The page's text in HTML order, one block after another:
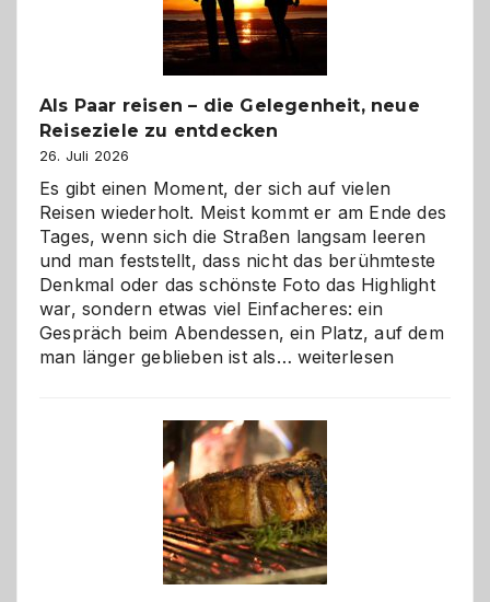
Als Paar reisen – die Gelegenheit, neue
Reiseziele zu entdecken
26. Juli 2026
Es gibt einen Moment, der sich auf vielen
Reisen wiederholt. Meist kommt er am Ende des
Tages, wenn sich die Straßen langsam leeren
und man feststellt, dass nicht das berühmteste
Denkmal oder das schönste Foto das Highlight
war, sondern etwas viel Einfacheres: ein
Gespräch beim Abendessen, ein Platz, auf dem
man länger geblieben ist als… Als
–
die
Gelegenheit,
neue
Reiseziele
zu
entdecken
weiterlesen